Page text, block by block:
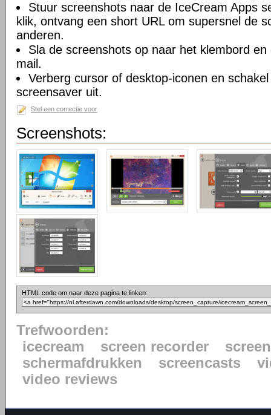
Stuur screenshots naar de IceCream Apps
klik, ontvang een short URL om supersnel de
anderen.
Sla de screenshots op naar het klembord
mail.
Verberg cursor of desktop-iconen en
screensaver uit.
Stel een correctie voor
Screenshots:
HTML code om naar deze pagina te linken:
Trefwoorden:
icecream
screen recorder
schermafdrukken
screencasts
video reviews